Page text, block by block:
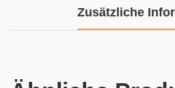
Zusätzliche